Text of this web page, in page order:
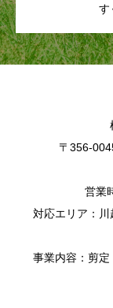
す
〒356-
営業
対応エリア：
事業内容：剪定